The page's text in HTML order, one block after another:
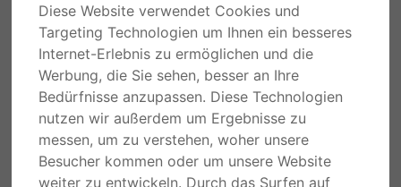
Diese Website verwendet Cookies und
Targeting Technologien um Ihnen ein besseres
Internet-Erlebnis zu ermöglichen und die
Werbung, die Sie sehen, besser an Ihre
Bedürfnisse anzupassen. Diese Technologien
nutzen wir außerdem um Ergebnisse zu
messen, um zu verstehen, woher unsere
Besucher kommen oder um unsere Website
weiter zu entwickeln. Durch das Surfen auf
Wer schenkt Lola ein weiches und warmes
Körbchen?, Mischling - Hündin
Steiermark 1 Stunde
TIERHEIM
💛 Strupi – ein großer Hund mit einem noch
Steiermark